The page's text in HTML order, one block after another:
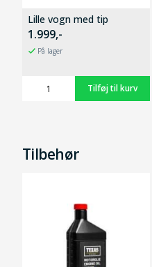
Lille vogn med tip
1.999,-
På lager
Tilbehør